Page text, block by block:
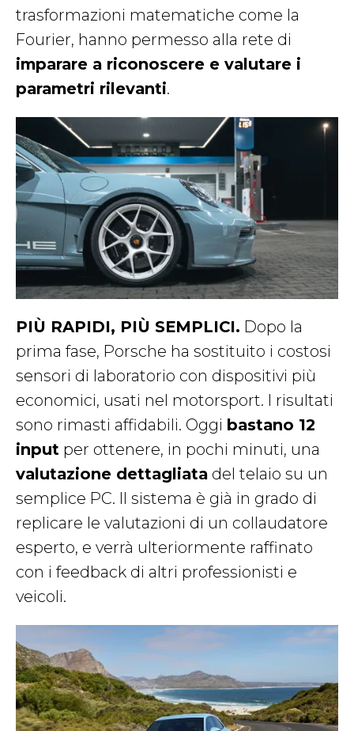
trasformazioni matematiche come la
Fourier, hanno permesso alla rete di
imparare a riconoscere e valutare i
parametri rilevanti.
PIÙ RAPIDI, PIÙ SEMPLICI. Dopo la
prima fase, Porsche ha sostituito i costosi
sensori di laboratorio con dispositivi più
economici, usati nel motorsport. I risultati
sono rimasti affidabili. Oggi bastano 12
input per ottenere, in pochi minuti, una
valutazione dettagliata del telaio su un
semplice PC. Il sistema è già in grado di
replicare le valutazioni di un collaudatore
esperto, e verrà ulteriormente raffinato
con i feedback di altri professionisti e
veicoli.